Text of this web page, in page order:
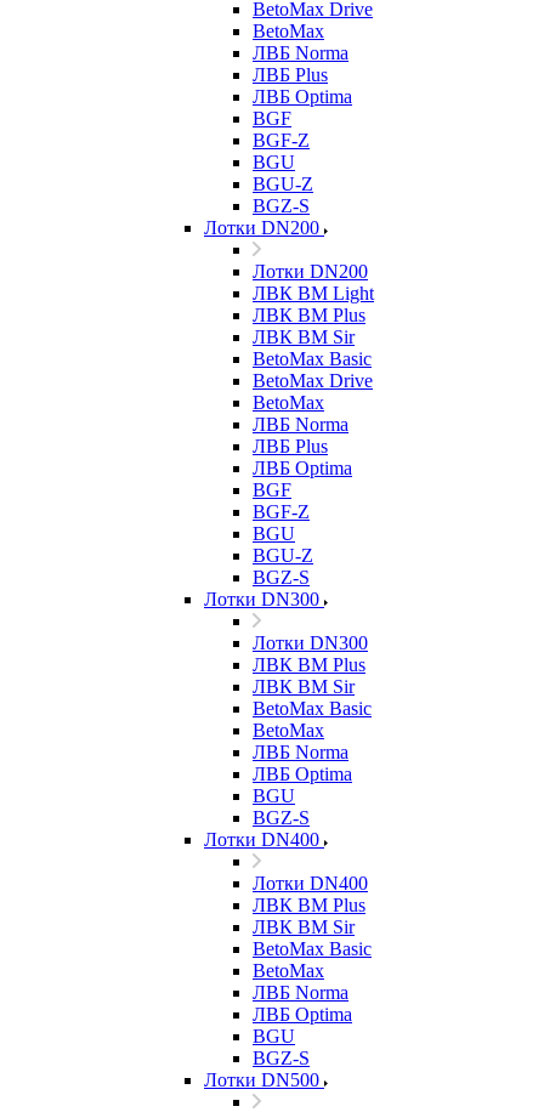
BetoMax Drive
BetoMax
ЛВБ Norma
ЛВБ Plus
ЛВБ Optima
BGF
BGF-Z
BGU
BGU-Z
BGZ-S
Лотки DN200
Лотки DN200
ЛВК ВМ Light
ЛВК ВМ Plus
ЛВК ВМ Sir
BetoMax Basic
BetoMax Drive
BetoMax
ЛВБ Norma
ЛВБ Plus
ЛВБ Optima
BGF
BGF-Z
BGU
BGU-Z
BGZ-S
Лотки DN300
Лотки DN300
ЛВК ВМ Plus
ЛВК ВМ Sir
BetoMax Basic
BetoMax
ЛВБ Norma
ЛВБ Optima
BGU
BGZ-S
Лотки DN400
Лотки DN400
ЛВК ВМ Plus
ЛВК ВМ Sir
BetoMax Basic
BetoMax
ЛВБ Norma
ЛВБ Optima
BGU
BGZ-S
Лотки DN500